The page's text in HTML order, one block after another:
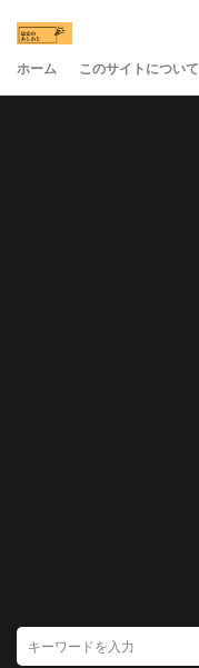
ホーム このサイトについて